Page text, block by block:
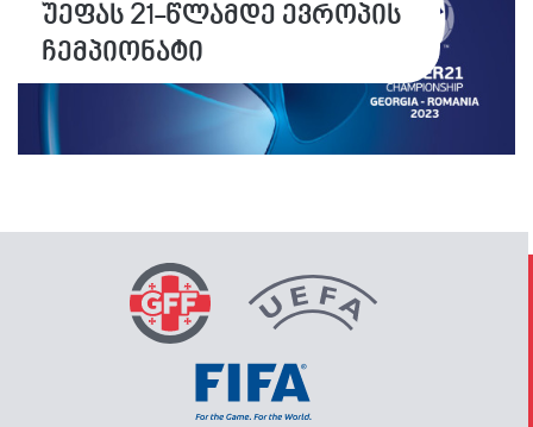
უეფას 21-წლამდე ევროპის
ჩემპიონატი